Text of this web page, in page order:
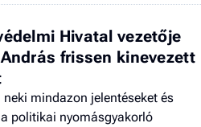
Hivatal vezetője
frissen kinevezett
mindazon jelentéseket és
politikai nyomásgyakorló